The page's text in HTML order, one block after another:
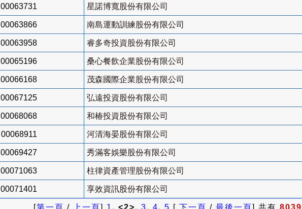
00063731 星諾博寬股份有限公司
00063866 南島運動訓練股份有限公司
00063958 睿多奇投資股份有限公司
00065196 桑心餐飲企業股份有限公司
00066168 茂森國際企業股份有限公司
00067125 弘遠投資股份有限公司
00068068 和椿投資股份有限公司
00068911 河清海晏股份有限公司
00069427 秀滿客娛樂股份有限公司
00071063 柱律資產管理股份有限公司
00071401 享效資訊股份有限公司